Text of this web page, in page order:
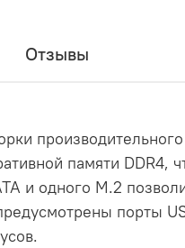
Отзывы
памяти DDR4,
и одного M.2
порты